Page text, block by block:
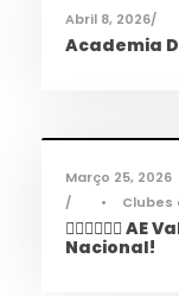
Abril 8, 2026
Academia
Março 25, 2026
•
Clubes
🏃‍♀️🏃‍♂️🏃‍♀️
Nacional!